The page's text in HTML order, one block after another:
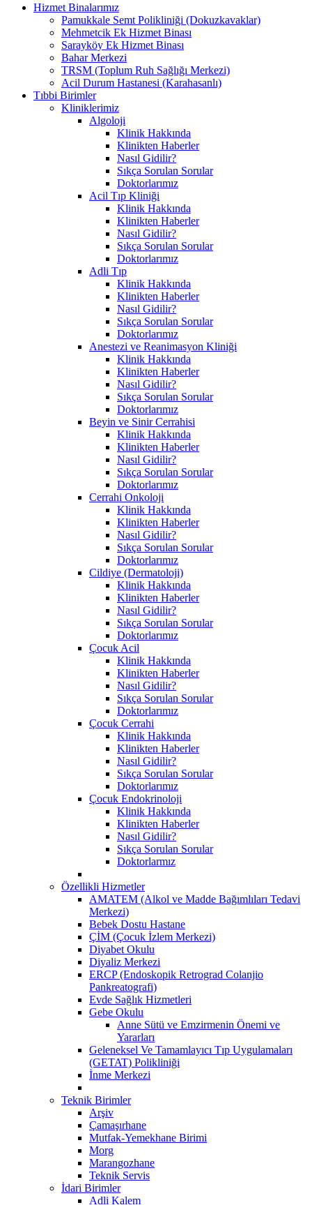
Hizmet Binalarımız
Pamukkale Semt Polikliniği (Dokuzkavaklar)
Mehmetcik Ek Hizmet Binası
Sarayköy Ek Hizmet Binası
Bahar Merkezi
TRSM (Toplum Ruh Sağlığı Merkezi)
Acil Durum Hastanesi (Karahasanlı)
Tıbbi Birimler
Kliniklerimiz
Algoloji
Klinik Hakkında
Klinikten Haberler
Nasıl Gidilir?
Sıkça Sorulan Sorular
Doktorlarımız
Acil Tıp Kliniği
Klinik Hakkında
Klinikten Haberler
Nasıl Gidilir?
Sıkça Sorulan Sorular
Doktorlarımız
Adli Tıp
Klinik Hakkında
Klinikten Haberler
Nasıl Gidilir?
Sıkça Sorulan Sorular
Doktorlarımız
Anestezi ve Reanimasyon Kliniği
Klinik Hakkında
Klinikten Haberler
Nasıl Gidilir?
Sıkça Sorulan Sorular
Doktorlarımız
Beyin ve Sinir Cerrahisi
Klinik Hakkında
Klinikten Haberler
Nasıl Gidilir?
Sıkça Sorulan Sorular
Doktorlarımız
Cerrahi Onkoloji
Klinik Hakkında
Klinikten Haberler
Nasıl Gidilir?
Sıkça Sorulan Sorular
Doktorlarımız
Cildiye (Dermatoloji)
Klinik Hakkında
Klinikten Haberler
Nasıl Gidilir?
Sıkça Sorulan Sorular
Doktorlarımız
Çocuk Acil
Klinik Hakkında
Klinikten Haberler
Nasıl Gidilir?
Sıkça Sorulan Sorular
Doktorlarımız
Çocuk Cerrahi
Klinik Hakkında
Klinikten Haberler
Nasıl Gidilir?
Sıkça Sorulan Sorular
Doktorlarımız
Çocuk Endokrinoloji
Klinik Hakkında
Klinikten Haberler
Nasıl Gidilir?
Sıkça Sorulan Sorular
Doktorlarmız
Özellikli Hizmetler
AMATEM (Alkol ve Madde Bağımlıları Tedavi
Merkezi)
Bebek Dostu Hastane
ÇİM (Çocuk İzlem Merkezi)
Diyabet Okulu
Diyaliz Merkezi
ERCP (Endoskopik Retrograd Colanjio
Pankreatografi)
Evde Sağlık Hizmetleri
Gebe Okulu
Anne Sütü ve Emzirmenin Önemi ve
Yararları
Geleneksel Ve Tamamlayıcı Tıp Uygulamaları
(GETAT) Polikliniği
İnme Merkezi
Teknik Birimler
Arşiv
Çamaşırhane
Mutfak-Yemekhane Birimi
Morg
Marangozhane
Teknik Servis
İdari Birimler
Adli Kalem